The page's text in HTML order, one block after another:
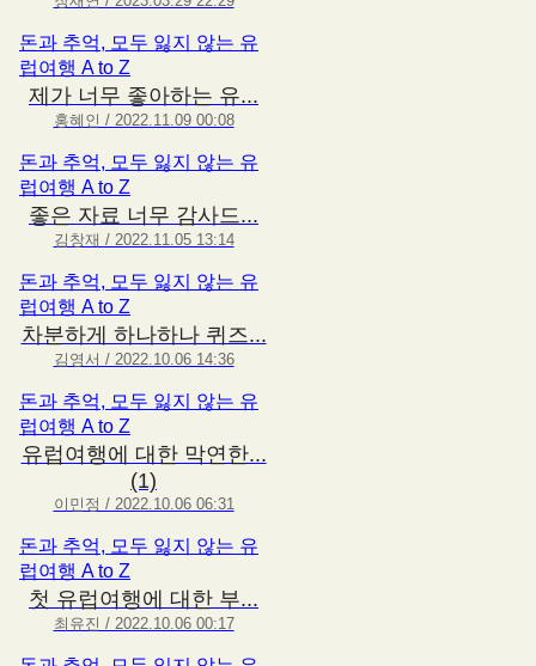
돈과 추억, 모두 잃지 않는 유
럽여행 A to Z
제가 너무 좋아하는 유...
홍혜인 / 2022.11.09 00:08
돈과 추억, 모두 잃지 않는 유
럽여행 A to Z
좋은 자료 너무 감사드...
김창재 / 2022.11.05 13:14
돈과 추억, 모두 잃지 않는 유
럽여행 A to Z
차분하게 하나하나 퀴즈...
김영서 / 2022.10.06 14:36
돈과 추억, 모두 잃지 않는 유
럽여행 A to Z
유럽여행에 대한 막연한...
(1)
이민정 / 2022.10.06 06:31
돈과 추억, 모두 잃지 않는 유
럽여행 A to Z
첫 유럽여행에 대한 부...
최유진 / 2022.10.06 00:17